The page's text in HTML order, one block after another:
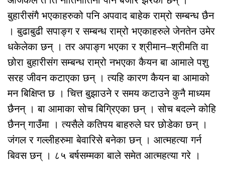
बुहारीसंगै भएकाहरुको पनि अपवाद बाहेक राम्रो सम्बन्ध छैन
। बुढाबुढी सपाङ्ग र सम्बन्ध राम्रो भएकाहरुले जेनतेन उमेर
धकेलेका छन् । तर अपाङ्ग भएका र श्रीमान–श्रीमति वा
छोरा बुहारीसंग सम्बन्ध राम्रो नभएका कैयन बा आमाले पशु
सरह जीवन कटाएका छन् । त्यहि कारण कैयन बा आमाको
मन बिक्षिप्त छ । चित्त बुझाउने र समय कटाउने कुनै माध्यम
छैनन् । बा आमाका सोच बिग्रिएका छन् । सोच बदल्ने कोहि
छैनन् गाउँमा । त्यसैले कतिपय बाहरुले घर छोडेका छन् ।
जंगल र गल्लीहरुमा बेवारिसे बनेका छन् । आत्महत्या गर्न
बिवस छन् । ८५ बर्षसम्मका बाले समेत आत्महत्या गरे ।